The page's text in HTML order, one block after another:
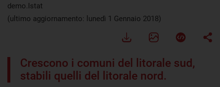
demo.Istat
(ultimo aggiornamento: lunedì 1 Gennaio 2018)
Crescono i comuni del litorale sud,
stabili quelli del litorale nord.